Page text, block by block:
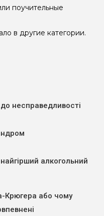
поучительные
в другие категории.
несправедливості
алкогольний
Крюгера або чому